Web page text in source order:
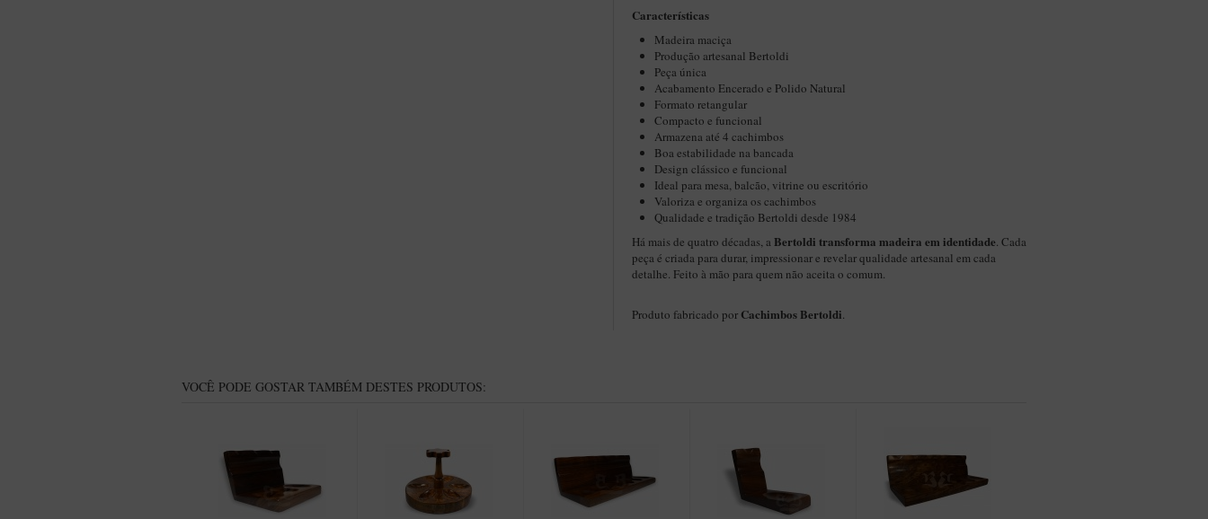
Características
Madeira maciça
Produção artesanal Bertoldi
Peça única
Acabamento Encerado e Polido Natural
Formato retangular
Compacto e funcional
Armazena até 4 cachimbos
Boa estabilidade na bancada
Design clássico e funcional
Ideal para mesa, balcão, vitrine ou escritório
Valoriza e organiza os cachimbos
Qualidade e tradição Bertoldi desde 1984
Há mais de quatro décadas, a Bertoldi transforma madeira em identidade. Cada
peça é criada para durar, impressionar e revelar qualidade artesanal em cada
detalhe. Feito à mão para quem não aceita o comum.
Produto fabricado por Cachimbos Bertoldi.
VOCÊ PODE GOSTAR TAMBÉM DESTES PRODUTOS: